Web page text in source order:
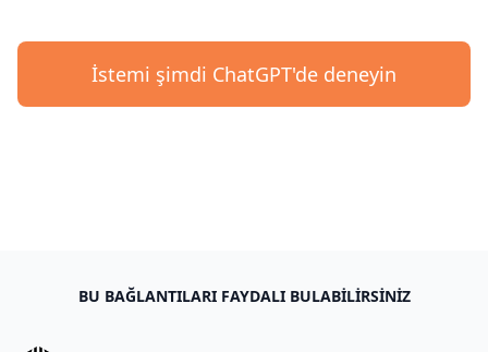
İstemi şimdi ChatGPT'de deneyin
BU BAĞLANTILARI FAYDALI BULABILIRSINIZ